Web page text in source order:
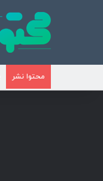
محتوا نشر